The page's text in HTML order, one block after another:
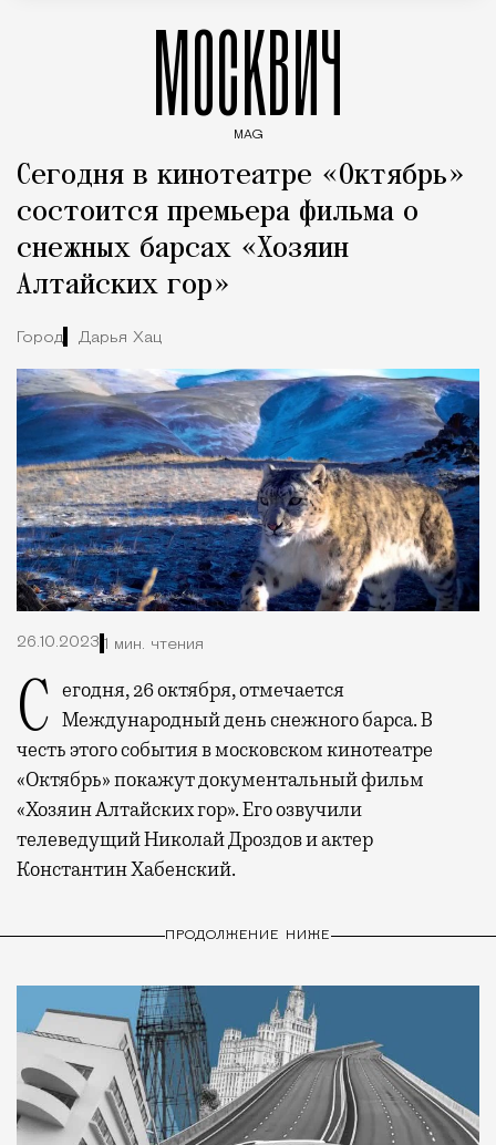
МОСКВИЧ
MAG
Сегодня в кинотеатре «Октябрь»
состоится премьера фильма о
снежных барсах «Хозяин
Алтайских гор»
Город Дарья Хац
26.10.2023 1 мин. чтения
Сегодня, 26 октября, отмечается Международный день снежного барса. В
честь этого события в московском кинотеатре
«Октябрь» покажут документальный фильм
«Хозяин Алтайских гор». Его озвучили
телеведущий Николай Дроздов и актер
Константин Хабенский.
ПРОДОЛЖЕНИЕ НИЖЕ